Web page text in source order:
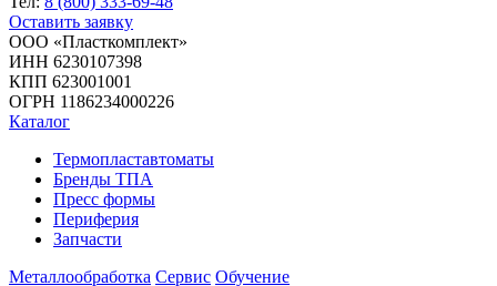
Оставить заявку
ООО «Пласткомплект»
ИНН 6230107398
КПП 623001001
ОГРН 1186234000226
Каталог
Термопластавтоматы
Бренды ТПА
Пресс формы
Периферия
Запчасти
Металлообработка Сервис Обучение